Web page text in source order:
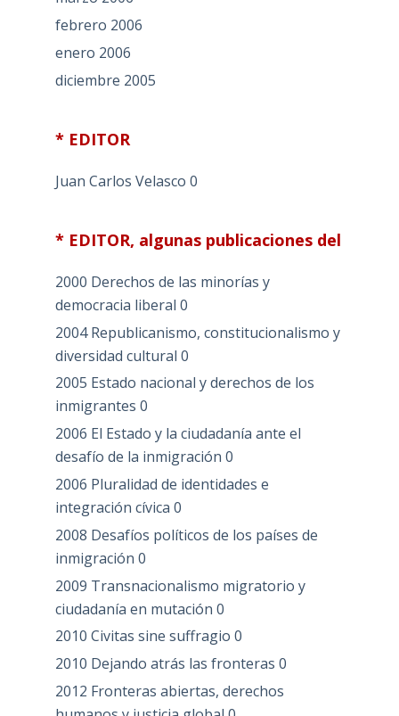
febrero 2006
enero 2006
diciembre 2005
* EDITOR
Juan Carlos Velasco 0
* EDITOR, algunas publicaciones del
2000 Derechos de las minorías y
democracia liberal 0
2004 Republicanismo, constitucionalismo y
diversidad cultural 0
2005 Estado nacional y derechos de los
inmigrantes 0
2006 El Estado y la ciudadanía ante el
desafío de la inmigración 0
2006 Pluralidad de identidades e
integración cívica 0
2008 Desafíos políticos de los países de
inmigración 0
2009 Transnacionalismo migratorio y
ciudadanía en mutación 0
2010 Civitas sine suffragio 0
2010 Dejando atrás las fronteras 0
2012 Fronteras abiertas, derechos